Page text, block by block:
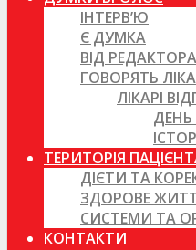
ІНТЕРВ’Ю
Є ДУМКА
ВІД РЕДАКТОРА
ГОВОРЯТЬ
ЛІКАРІ
ДЕНЬ
ТЕРИТОРІЯ
ДІЄТИ ТА
ЗДОРОВЕ
СИСТЕМИ ТА
КОНТАКТИ